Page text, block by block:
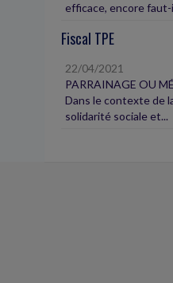
efficace, encore faut-
Fiscal TPE
22/04/2021
PARRAINAGE OU
Dans le contexte de
solidarité sociale et...